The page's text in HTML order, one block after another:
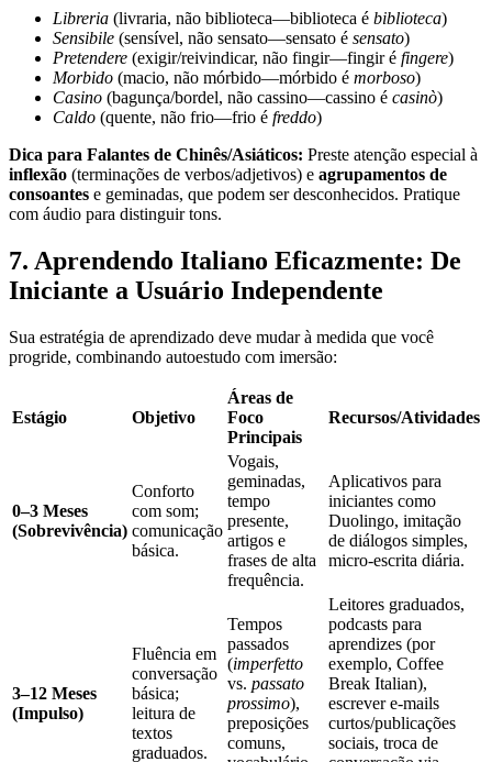
Libreria (livraria, não biblioteca—biblioteca é biblioteca)
Sensibile (sensível, não sensato—sensato é sensato)
Pretendere (exigir/reivindicar, não fingir—fingir é fingere)
Morbido (macio, não mórbido—mórbido é morboso)
Casino (bagunça/bordel, não cassino—cassino é casinò)
Caldo (quente, não frio—frio é freddo)
Dica para Falantes de Chinês/Asiáticos: Preste atenção especial à
inflexão (terminações de verbos/adjetivos) e agrupamentos de
consoantes e geminadas, que podem ser desconhecidos. Pratique
com áudio para distinguir tons.
7. Aprendendo Italiano Eficazmente: De
Iniciante a Usuário Independente
Sua estratégia de aprendizado deve mudar à medida que você
progride, combinando autoestudo com imersão:
Estágio Objetivo
Áreas de
Foco
Principais
Recursos/Atividades
0–3 Meses
(Sobrevivência)
Conforto
com som;
comunicação
básica.
Vogais,
geminadas,
tempo
presente,
artigos e
frases de alta
frequência.
Aplicativos para
iniciantes como
Duolingo, imitação
de diálogos simples,
micro-escrita diária.
3–12 Meses
(Impulso)
Fluência em
conversação
básica;
leitura de
textos
graduados.
Tempos
passados
(imperfetto
vs. passato
prossimo),
preposições
comuns,
Leitores graduados,
podcasts para
aprendizes (por
exemplo, Coffee
Break Italian),
escrever e-mails
curtos/publicações
sociais, troca de